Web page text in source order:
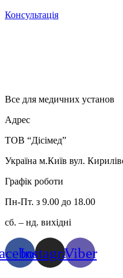
Консультація
Все для медичних установ
Адрес
ТОВ “Дісімед”
Україна м.Київ вул.
Графік роботи
Пн-Пт. з 9.00 до 18.00
сб. – нд. вихідні
InstagramViber